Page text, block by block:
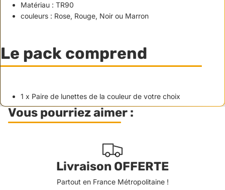
Matériau : TR90
couleurs : Rose, Rouge, Noir ou Marron
Le pack comprend
1 x Paire de lunettes de la couleur de votre choix
Vous pourriez aimer :
Livraison OFFERTE
Partout en France Métropolitaine !